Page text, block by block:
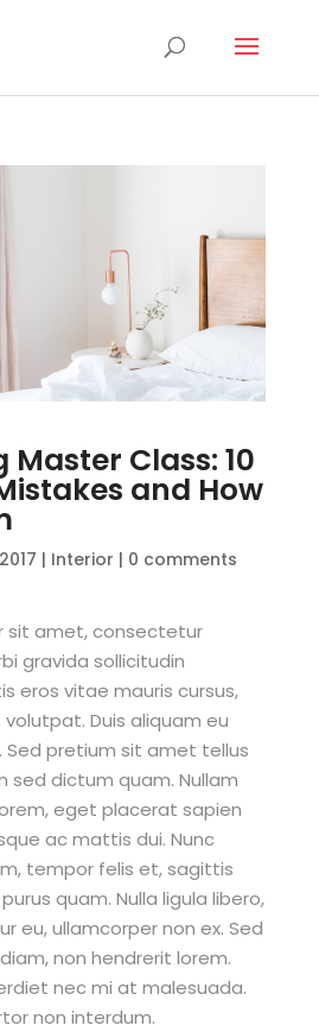
Class: 10
and How
| Interior | 0 comments
sit amet, consectetur
gravida sollicitudin
eros vitae mauris cursus,
Duis aliquam eu
Sed pretium sit amet tellus
sed dictum quam. Nullam
eget placerat sapien
ac mattis dui. Nunc
tempor felis et, sagittis
quam. Nulla ligula libero,
eu, ullamcorper non ex. Sed
non hendrerit lorem.
nec mi at malesuada.
non interdum.